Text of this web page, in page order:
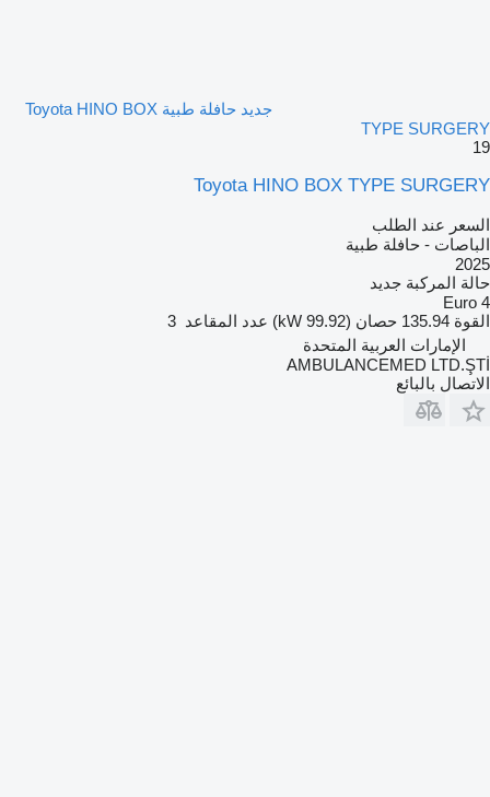
جديد حافلة طبية Toyota HINO BOX
TYPE SURGERY
19
Toyota HINO BOX TYPE SURGERY
السعر عند الطلب
الباصات - حافلة طبية
2025
حالة المركبة جديد
Euro 4
القوة 135.94 حصان (99.92 kW) عدد المقاعد 3
الإمارات العربية المتحدة
AMBULANCEMED LTD.ŞTİ
الاتصال بالبائع